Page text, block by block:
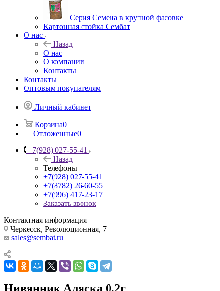
Серия Семена в крупной фасовке
Картонная стойка Сембат
О нас
Назад
О нас
О компании
Контакты
Контакты
Оптовым покупателям
Личный кабинет
Корзина0
Отложенные0
+7(928) 027-55-41
Назад
Телефоны
+7(928) 027-55-41
+7(8782) 26-60-55
+7(996) 417-23-17
Заказать звонок
Контактная информация
Черкесск, Революционная, 7
sales@sembat.ru
Нивянник Аляска 0,2г